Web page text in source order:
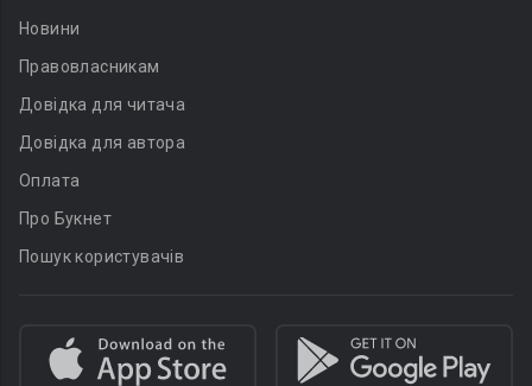
Новини
Правовласникам
Довідка для читача
Довідка для автора
Оплата
Про Букнет
Пошук користувачів